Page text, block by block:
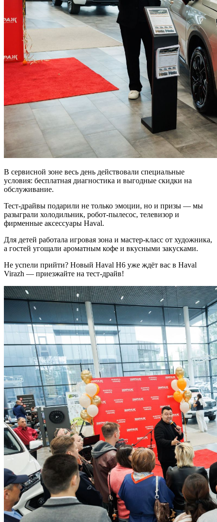
В сервисной зоне весь день действовали специальные
условия: бесплатная диагностика и выгодные скидки на
обслуживание.
Тест-драйвы подарили не только эмоции, но и призы — мы
разыграли холодильник, робот-пылесос, телевизор и
фирменные аксессуары Haval.
Для детей работала игровая зона и мастер-класс от художника,
а гостей угощали ароматным кофе и вкусными закусками.
Не успели прийти? Новый Haval H6 уже ждёт вас в Haval
Virazh — приезжайте на тест-драйв!